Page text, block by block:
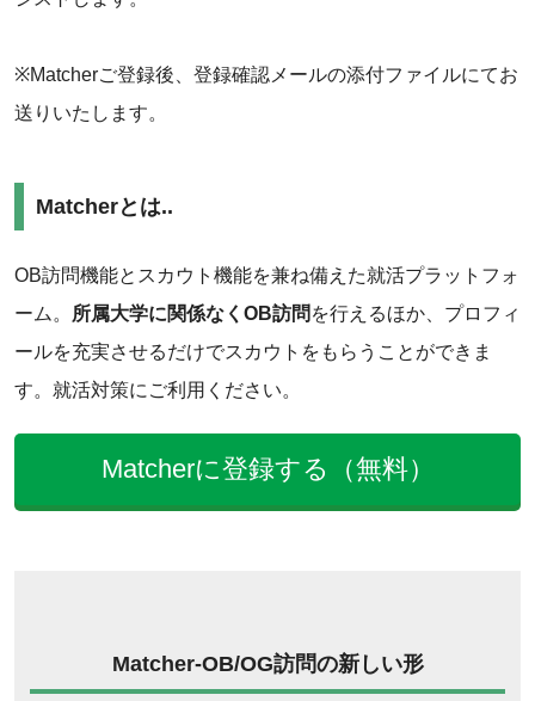
‌‌※Matcherご登録後、登録確認メールの添付ファイルにてお
送りいたします。
Matcherとは‌..
‌‌OB訪問機能とスカウト機能を兼ね備えた就活プラットフォ
ーム。
所属大学に関係なく OB訪問 を行えるほか、プロフィ
ールを充実させるだけでスカウトをもらうことができま
す。就活対策にご利用ください。
Matcherに登録する（無料）
Matcher-OB/OG訪問の新しい形